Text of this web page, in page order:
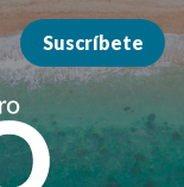
Suscríbete